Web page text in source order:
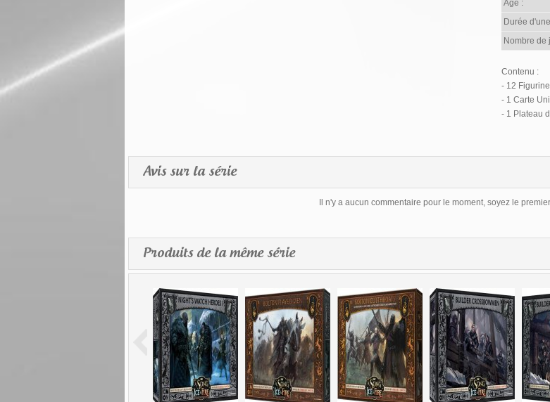
Age :
Durée
Nombre de
Contenu :
- 12
- 1 Carte
- 1 Plateau
Avis sur la série
Il n'y a aucun commentaire pour le moment, soyez le
Produits de la même série